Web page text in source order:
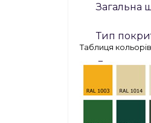
Загальна
Тип
Довжина
Товщина
Таблиця кольорів